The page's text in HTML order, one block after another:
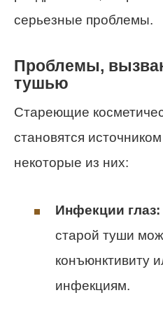
серьезные проблемы.
Проблемы,
тушью
Стареющие
становятся
некоторые из них:
Инфекции глаз:
старой туши
конъюнктивиту
инфекциям.